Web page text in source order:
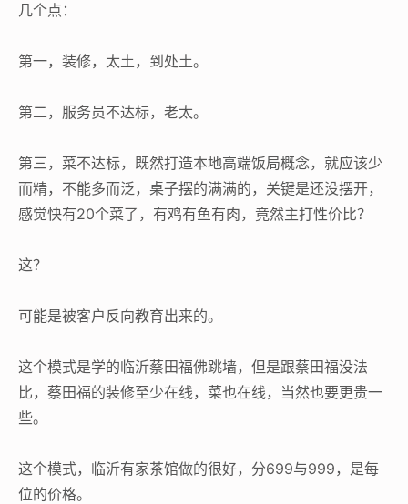
几个点：
第一，装修，太土，到处土。
第二，服务员不达标，老太。
第三，菜不达标，既然打造本地高端饭局概念，就应该少
而精，不能多而泛，桌子摆的满满的，关键是还没摆开，
感觉快有20个菜了，有鸡有鱼有肉，竟然主打性价比？
这？
可能是被客户反向教育出来的。
这个模式是学的临沂蔡田福佛跳墙，但是跟蔡田福没法
比，蔡田福的装修至少在线，菜也在线，当然也要更贵一
些。
这个模式，临沂有家茶馆做的很好，分699与999，是每
位的价格。